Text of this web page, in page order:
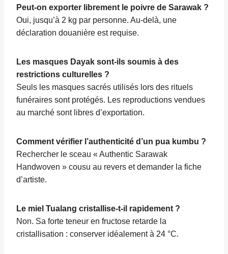
Peut-on exporter librement le poivre de Sarawak ?
Oui, jusqu’à 2 kg par personne. Au-delà, une
déclaration douanière est requise.
Les masques Dayak sont-ils soumis à des
restrictions culturelles ?
Seuls les masques sacrés utilisés lors des rituels
funéraires sont protégés. Les reproductions vendues
au marché sont libres d’exportation.
Comment vérifier l’authenticité d’un pua kumbu ?
Rechercher le sceau « Authentic Sarawak
Handwoven » cousu au revers et demander la fiche
d’artiste.
Le miel Tualang cristallise-t-il rapidement ?
Non. Sa forte teneur en fructose retarde la
cristallisation : conserver idéalement à 24 °C.